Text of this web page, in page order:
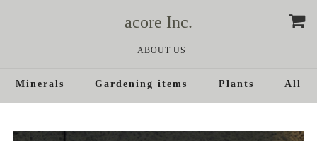
acore Inc.
ABOUT US
Minerals Gardening items Plants All